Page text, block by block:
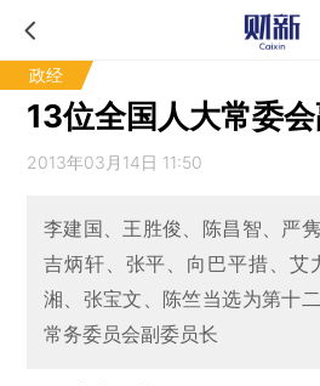
政经
13位全国人大常委
2013年03月14日 11:50
李建国、王胜俊、陈昌智、严
吉炳轩、张平、向巴平措、艾
湘、张宝文、陈竺当选为第十
常务委员会副委员长